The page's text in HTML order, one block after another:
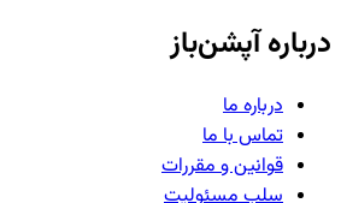
آپشن‌باز
درباره ما
تماس با ما
قوانین و مقررات
سلب مسئولیت